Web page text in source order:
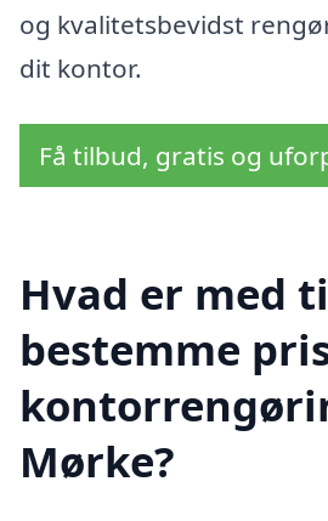
og kvalitetsbevidst
dit kontor.
Få tilbud, gratis og
Hvad er med
bestemme
Mørke?